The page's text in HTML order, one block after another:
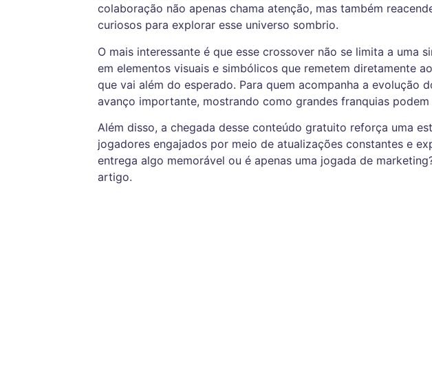
colaboração não apenas chama atenção, mas também
curiosos para explorar esse universo sombrio.
O mais interessante é que esse crossover não se limita a uma
em elementos visuais e simbólicos que remetem diretamente
que vai além do esperado. Para quem acompanha a evolução
avanço importante, mostrando como grandes franquias
Além disso, a chegada desse conteúdo gratuito reforça uma
jogadores engajados por meio de atualizações constantes e
entrega algo memorável ou é apenas uma jogada de
artigo.